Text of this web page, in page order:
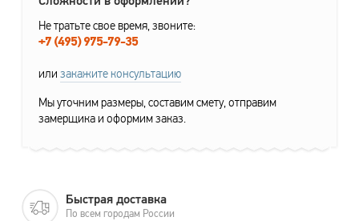
Не тратьте свое время, звоните:
+7 (495) 975-79-35
или закажите консультацию
Мы уточним размеры, составим смету, отправим
замерщика и оформим заказ.
Быстрая доставка
По всем городам России